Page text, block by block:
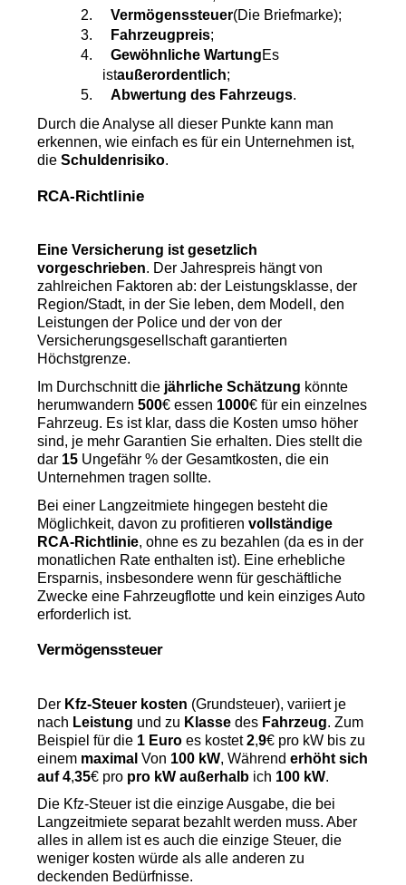
2.
Vermögenssteuer(Die Briefmarke);
3.
Fahrzeugpreis;
4.
Gewöhnliche WartungEs
istaußerordentlich;
5.
Abwertung des Fahrzeugs.
Durch die Analyse all dieser Punkte kann man
erkennen, wie einfach es für ein Unternehmen ist,
die Schuldenrisiko.
RCA-Richtlinie
Eine Versicherung ist gesetzlich
vorgeschrieben. Der Jahrespreis hängt von
zahlreichen Faktoren ab: der Leistungsklasse, der
Region/Stadt, in der Sie leben, dem Modell, den
Leistungen der Police und der von der
Versicherungsgesellschaft garantierten
Höchstgrenze.
Im Durchschnitt die jährliche Schätzung könnte
herumwandern 500€ essen 1000€ für ein einzelnes
Fahrzeug. Es ist klar, dass die Kosten umso höher
sind, je mehr Garantien Sie erhalten. Dies stellt die
dar 15 Ungefähr % der Gesamtkosten, die ein
Unternehmen tragen sollte.
Bei einer Langzeitmiete hingegen besteht die
Möglichkeit, davon zu profitieren vollständige
RCA-Richtlinie, ohne es zu bezahlen (da es in der
monatlichen Rate enthalten ist). Eine erhebliche
Ersparnis, insbesondere wenn für geschäftliche
Zwecke eine Fahrzeugflotte und kein einziges Auto
erforderlich ist.
Vermögenssteuer
Der Kfz-Steuer kosten (Grundsteuer), variiert je
nach Leistung und zu Klasse des Fahrzeug. Zum
Beispiel für die 1 Euro es kostet 2,9€ pro kW bis zu
einem maximal Von 100 kW, Während erhöht sich
auf 4,35€ pro pro kW außerhalb ich 100 kW.
Die Kfz-Steuer ist die einzige Ausgabe, die bei
Langzeitmiete separat bezahlt werden muss. Aber
alles in allem ist es auch die einzige Steuer, die
weniger kosten würde als alle anderen zu
deckenden Bedürfnisse.